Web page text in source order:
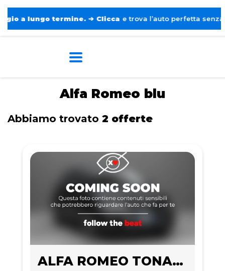
lungo termine. ➔ Clicca e trova l’auto perfetta senza
Alfa Romeo blu
Abbiamo trovato 2 offerte
ALFA ROMEO TONALE